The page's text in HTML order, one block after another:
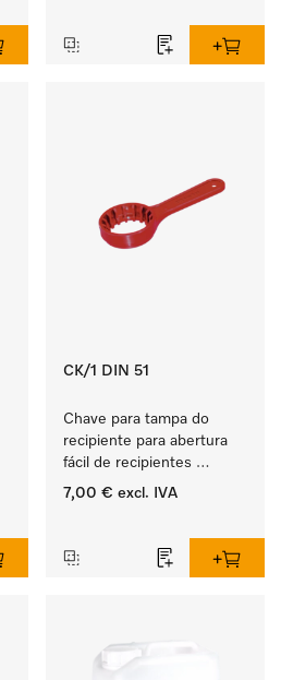
CK/1 DIN 51
Chave para tampa do
recipiente para abertura
fácil de recipientes
ProCare de 5, 10 e 20 l.
7,00 € excl. IVA